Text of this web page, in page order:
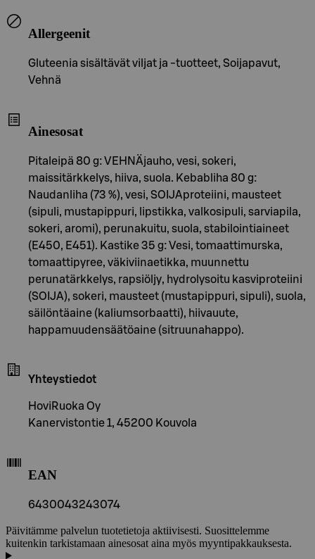
Allergeenit
Gluteenia sisältävät viljat ja -tuotteet, Soijapavut,
Vehnä
Ainesosat
Pitaleipä 80 g: VEHNÄjauho, vesi, sokeri,
maissitärkkelys, hiiva, suola. Kebabliha 80 g:
Naudanliha (73 %), vesi, SOIJAproteiini, mausteet
(sipuli, mustapippuri, lipstikka, valkosipuli, sarviapila,
sokeri, aromi), perunakuitu, suola, stabilointiaineet
(E450, E451). Kastike 35 g: Vesi, tomaattimurska,
tomaattipyree, väkiviinaetikka, muunnettu
perunatärkkelys, rapsiöljy, hydrolysoitu kasviproteiini
(SOIJA), sokeri, mausteet (mustapippuri, sipuli), suola,
säilöntäaine (kaliumsorbaatti), hiivauute,
happamuudensäätöaine (sitruunahappo).
Yhteystiedot
HoviRuoka Oy
Kanervistontie 1, 45200 Kouvola
EAN
6430043243074
Päivitämme palvelun tuotetietoja aktiivisesti. Suosittelemme
kuitenkin tarkistamaan ainesosat aina myös myyntipakkauksesta.